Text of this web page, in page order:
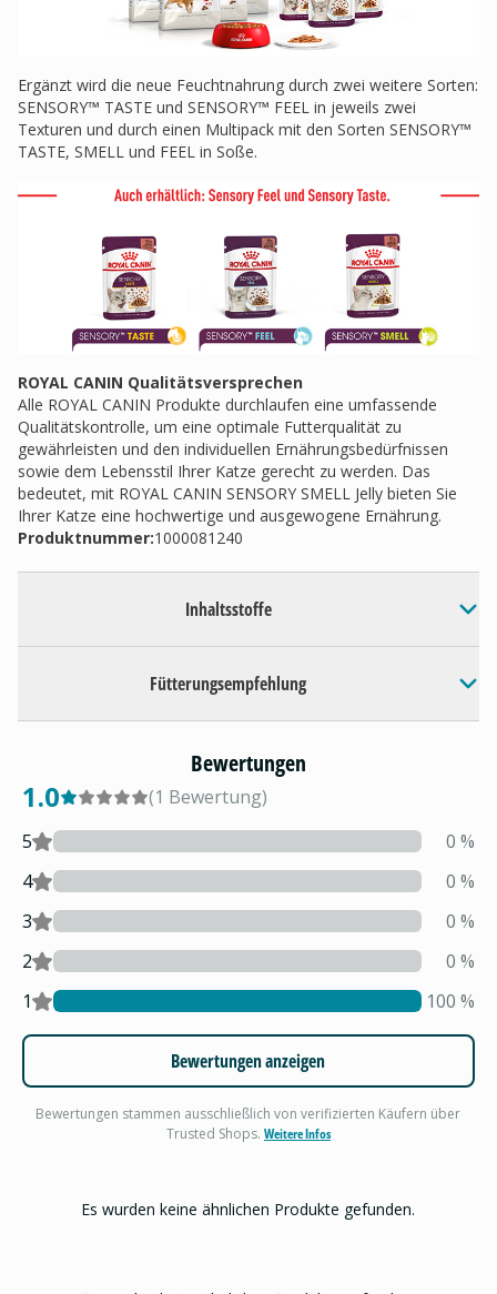
Ergänzt wird die neue Feuchtnahrung durch zwei weitere Sorten:
SENSORY™ TASTE und SENSORY™ FEEL in jeweils zwei
Texturen und durch einen Multipack mit den Sorten SENSORY™
TASTE, SMELL und FEEL in Soße.
ROYAL CANIN Qualitätsversprechen
Alle ROYAL CANIN Produkte durchlaufen eine umfassende
Qualitätskontrolle, um eine optimale Futterqualität zu
gewährleisten und den individuellen Ernährungsbedürfnissen
sowie dem Lebensstil Ihrer Katze gerecht zu werden. Das
bedeutet, mit ROYAL CANIN SENSORY SMELL Jelly bieten Sie
Ihrer Katze eine hochwertige und ausgewogene Ernährung.
Produktnummer:1000081240
Inhaltsstoffe
Fütterungsempfehlung
Bewertungen
1.0 (1 Bewertung)
5
0 %
4
0 %
3
0 %
2
0 %
1
100 %
Bewertungen anzeigen
Bewertungen stammen ausschließlich von verifizierten Käufern über
Trusted Shops. Weitere Infos
Es wurden keine ähnlichen Produkte gefunden.